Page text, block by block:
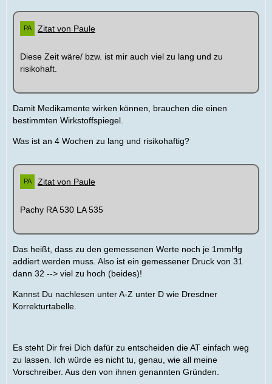
Zitat von Paule
Diese Zeit wäre/ bzw. ist mir auch viel zu lang und zu
risikohaft.
Damit Medikamente wirken können, brauchen die einen
bestimmten Wirkstoffspiegel.
Was ist an 4 Wochen zu lang und risikohaftig?
Zitat von Paule
Pachy RA 530 LA 535
Das heißt, dass zu den gemessenen Werte noch je 1mmHg
addiert werden muss. Also ist ein gemessener Druck von 31
dann 32 --> viel zu hoch (beides)!
Kannst Du nachlesen unter A-Z unter D wie Dresdner
Korrekturtabelle.
Es steht Dir frei Dich dafür zu entscheiden die AT einfach weg
zu lassen. Ich würde es nicht tu, genau, wie all meine
Vorschreiber. Aus den von ihnen genannten Gründen.